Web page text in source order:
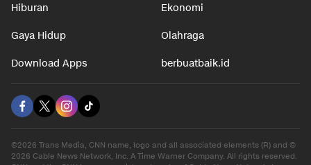
Hiburan Ekonomi
Gaya Hidup Olahraga
Download Apps berbuatbaik.id
©2026 Trans Media, CNN name, logo and all associated elements (R) and ©
2026 Cable News Network, Inc. A Time Warner Company. All rights reserved.